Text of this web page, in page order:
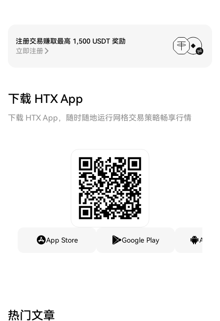
注册交易赚取最高 1,500 USDT 奖励
立即注册
下载 HTX App
下载 HTX App，随时随地运行网格交易策略畅享行情
App Store Google Play
热门文章